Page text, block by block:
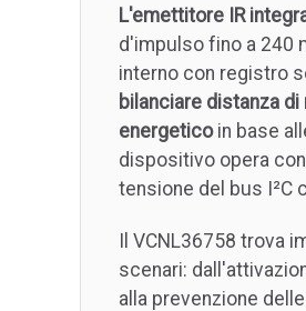
L'emettitore IR
d'impulso fino a 240
interno con registro
bilanciare distanza
energeticoin base
dispositivo opera con
tensione del bus I²C
Il VCNL36758 trova
scenari:
alla prevenzione